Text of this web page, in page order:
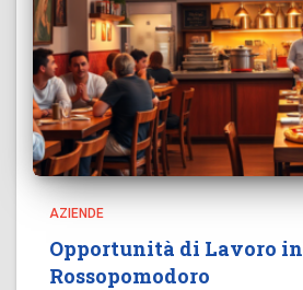
AZIENDE
Opportunità di Lavoro in
Rossopomodoro